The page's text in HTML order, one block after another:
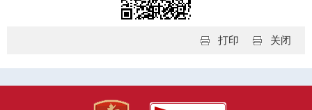
关闭
打印